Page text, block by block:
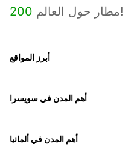
200 مطار حول العالم!
أبرز المواقع
أهم المدن في سويسرا
أهم المدن في ألمانيا